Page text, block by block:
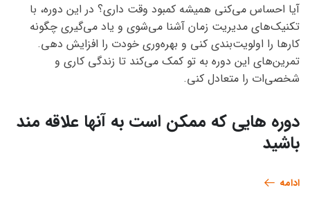
آیا احساس می‌کنی همیشه کمبود وقت داری؟ در این دوره، با
تکنیک‌های مدیریت زمان آشنا می‌شوی و یاد می‌گیری چگونه
کارها را اولویت‌بندی کنی و بهره‌وری خودت را افزایش دهی.
تمرین‌های این دوره به تو کمک می‌کند تا زندگی کاری و
شخصی‌ات را متعادل کنی.
دوره هایی که ممکن است به آنها علاقه مند
باشید
ادامه